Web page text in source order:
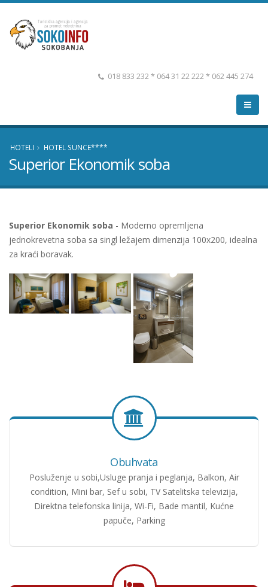
018 833 232 * 064 31 22 222 * 062 445 274
HOTELI HOTEL SUNCE****
Superior Ekonomik soba
Superior Ekonomik soba - Moderno opremljena
jednokrevetna soba sa singl ležajem dimenzija 100x200, idealna
za kraći boravak.
Obuhvata
Posluženje u sobi,Usluge pranja i peglanja, Balkon, Air
condition, Mini bar, Sef u sobi, TV Satelitska televizija,
Direktna telefonska linija, Wi-Fi, Bade mantil, Kućne
papuče, Parking